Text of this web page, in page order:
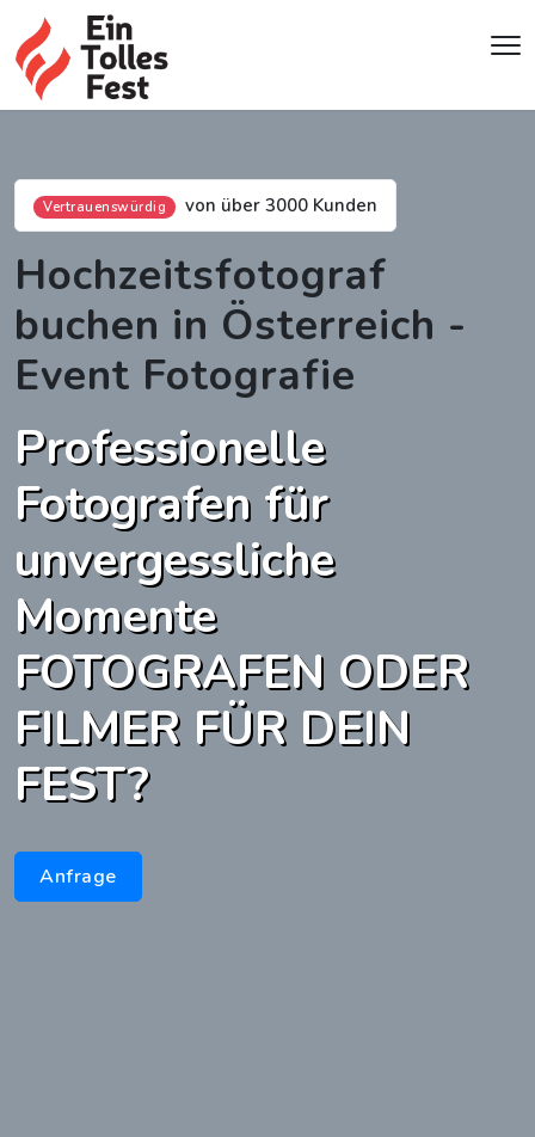
Vertrauenswürdig von über 3000 Kunden
Hochzeitsfotograf
buchen in Österreich -
Event Fotografie
Professionelle
Fotografen für
unvergessliche
Momente
FOTOGRAFEN ODER
FILMER